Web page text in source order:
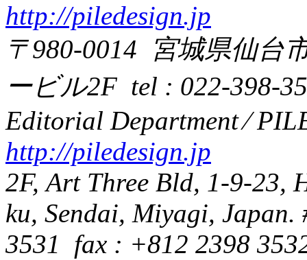
http://piledesign.jp
〒980-0014 宮城県仙台
ービル2F tel : 022-398-
Editorial Department ⁄
http://piledesign.jp
2F, Art Three Bld, 1-9-23,
ku, Sendai, Miyagi,
3531 fax : +812 2398